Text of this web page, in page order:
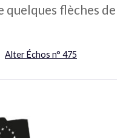
quelques flèches de
Alter Échos n° 475